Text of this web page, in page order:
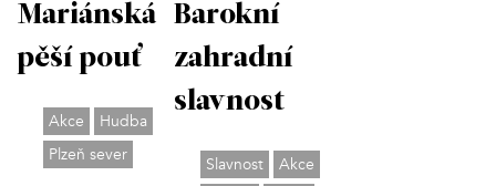
Mariánská
pěší pouť
Akce
Hudba
Plzeň sever
Barokní
zahradní
slavnost
Slavnost
Akce